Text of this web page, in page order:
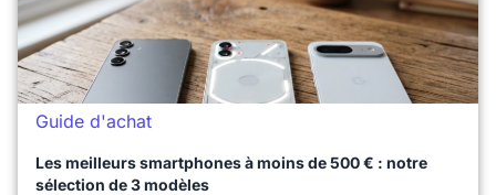
Guide d'achat
Les meilleurs smartphones à moins de 500 € : notre
sélection de 3 modèles